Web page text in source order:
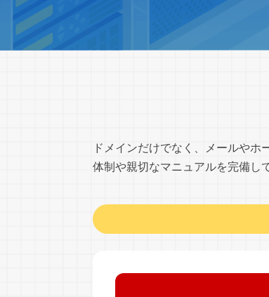
ドメインだけでなく、メールや
体制や親切なマニュアルを完備し